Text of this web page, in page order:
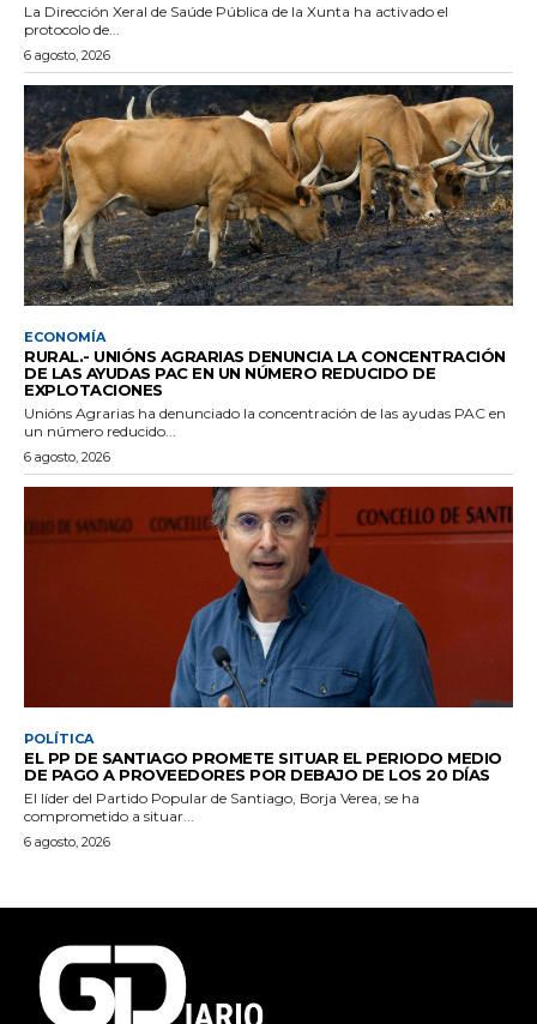
La Dirección Xeral de Saúde Pública de la Xunta ha activado el
protocolo de...
6 agosto, 2026
ECONOMÍA
RURAL.- UNIÓNS AGRARIAS DENUNCIA LA CONCENTRACIÓN
DE LAS AYUDAS PAC EN UN NÚMERO REDUCIDO DE
EXPLOTACIONES
Unións Agrarias ha denunciado la concentración de las ayudas PAC en
un número reducido...
6 agosto, 2026
POLÍTICA
EL PP DE SANTIAGO PROMETE SITUAR EL PERIODO MEDIO
DE PAGO A PROVEEDORES POR DEBAJO DE LOS 20 DÍAS
El líder del Partido Popular de Santiago, Borja Verea, se ha
comprometido a situar...
6 agosto, 2026